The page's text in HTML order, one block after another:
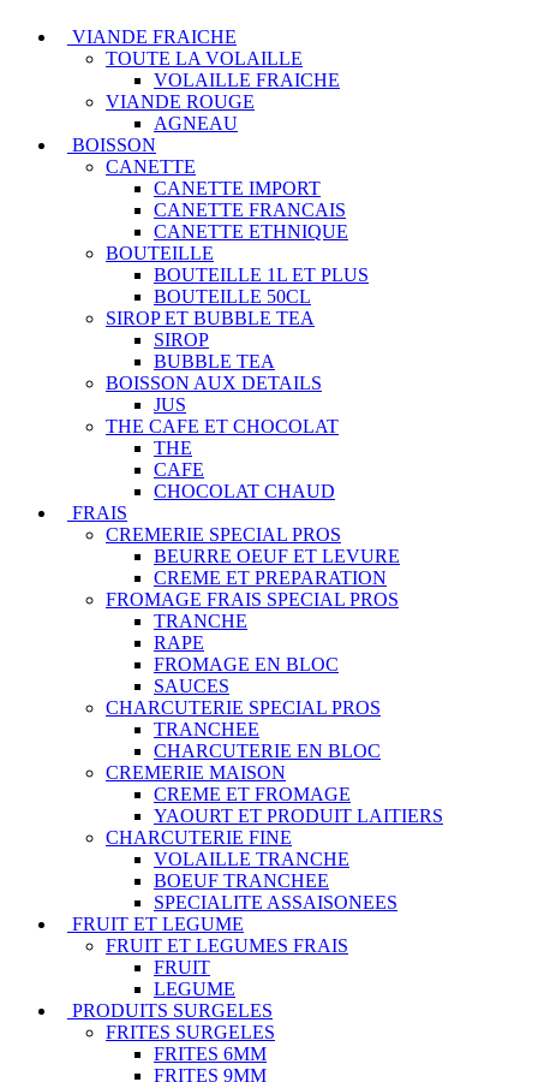
VIANDE FRAICHE
TOUTE LA VOLAILLE
VOLAILLE FRAICHE
VIANDE ROUGE
AGNEAU
BOISSON
CANETTE
CANETTE IMPORT
CANETTE FRANCAIS
CANETTE ETHNIQUE
BOUTEILLE
BOUTEILLE 1L ET PLUS
BOUTEILLE 50CL
SIROP ET BUBBLE TEA
SIROP
BUBBLE TEA
BOISSON AUX DETAILS
JUS
THE CAFE ET CHOCOLAT
THE
CAFE
CHOCOLAT CHAUD
FRAIS
CREMERIE SPECIAL PROS
BEURRE OEUF ET LEVURE
CREME ET PREPARATION
FROMAGE FRAIS SPECIAL PROS
TRANCHE
RAPE
FROMAGE EN BLOC
SAUCES
CHARCUTERIE SPECIAL PROS
TRANCHEE
CHARCUTERIE EN BLOC
CREMERIE MAISON
CREME ET FROMAGE
YAOURT ET PRODUIT LAITIERS
CHARCUTERIE FINE
VOLAILLE TRANCHE
BOEUF TRANCHEE
SPECIALITE ASSAISONEES
FRUIT ET LEGUME
FRUIT ET LEGUMES FRAIS
FRUIT
LEGUME
PRODUITS SURGELES
FRITES SURGELES
FRITES 6MM
FRITES 9MM